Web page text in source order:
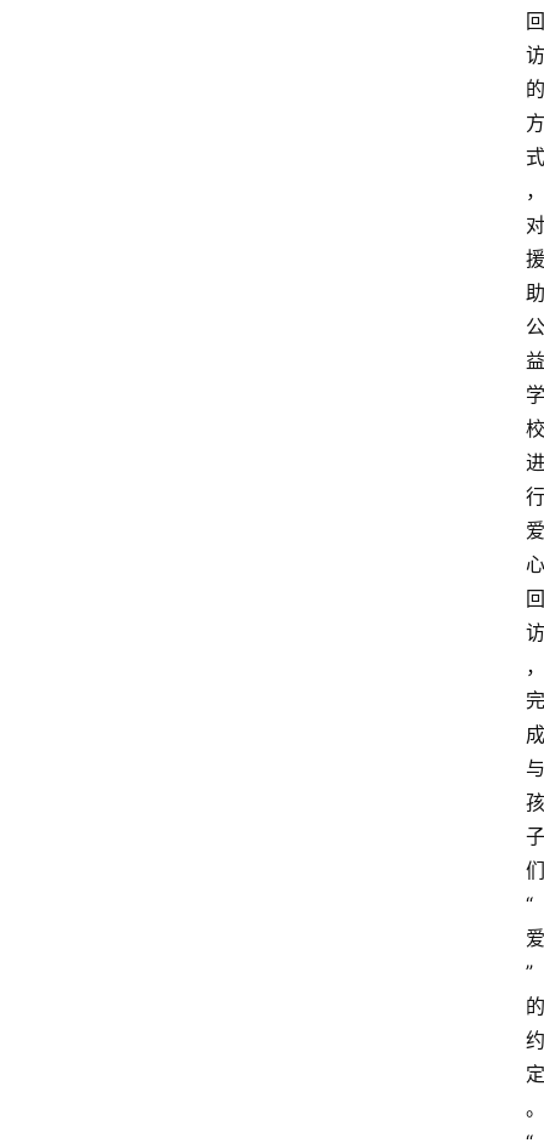
回
访
的
方
式
，
对
援
助
公
益
学
校
进
行
爱
心
回
访
，
完
成
与
孩
子
们
“
爱
”
的
约
定
。